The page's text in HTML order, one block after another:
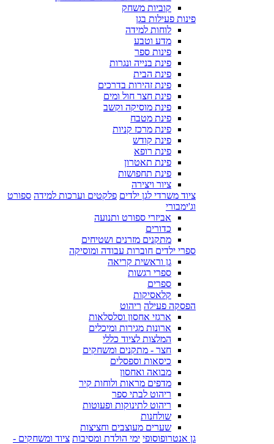
קוביות משחק
פינות פעילות בגן
לוחות למידה
מדע וטבע
פינות ספר
פינת בנייה ונגרות
פינת הבית
פינת זהירות בדרכים
פינת חצר חול ומים
פינת מוסיקה וקשב
פינת מטבח
פינת מרכז קניות
פינת קודש
פינת רופא
פינת תאטרון
פינת תחפושות
ציור ויצירה
ציוד משרדי לגן ילדים פלקטים וערכות למידה ספורט
וג'ימבורי
אביזרי ספורט ותנועה
כדורים
מתקנים מזרנים ושטיחים
ספרי ילדים חוברות עבודה ומוסיקה
גן וראשית קריאה
ספרי רגשות
ספרים
קלאסיקות
הפסקה פעילה ריהוט
ארגזי אחסון וסלסלאות
ארונות מגירות ומיכלים
המלצות לציוד כללי
חצר - מתקנים ומשחקים
כיסאות וספסלים
מבואה ואחסון
מדפים מראות ולוחות קיר
ריהוט לבתי ספר
ריהוט לתינוקות ופעוטות
שולחנות
שערים מעוצבים וחציצות
גן אנטרופוסופי ימי הולדת ומסיבות ציוד ומשחקים -